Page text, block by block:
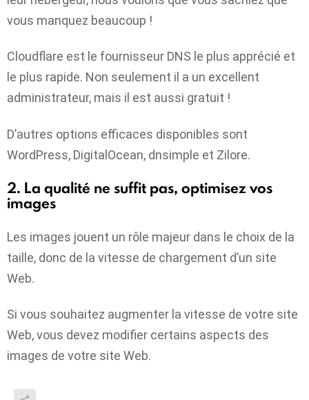
vous manquez beaucoup !
Cloudflare est le fournisseur DNS le plus apprécié et
le plus rapide. Non seulement il a un excellent
administrateur, mais il est aussi gratuit !
D’autres options efficaces disponibles sont
WordPress, DigitalOcean, dnsimple et Zilore.
2. La qualité ne suffit pas, optimisez vos
images
Les images jouent un rôle majeur dans le choix de la
taille, donc de la vitesse de chargement d’un site
Web.
Si vous souhaitez augmenter la vitesse de votre site
Web, vous devez modifier certains aspects des
images de votre site Web.